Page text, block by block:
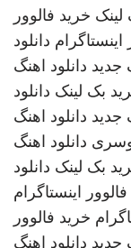
لینک خرید فالوور
اینستاگرام دانلود
جدید دانلود اهنگ
بک لینک دانلود
جدید دانلود اهنگ
دانلود اهنگ
بک لینک دانلود
اینستاگرام
خرید فالوور
جدید دانلود اهنگ